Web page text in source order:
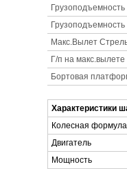
Макс.Вылет
Г/п на макс.вылете
Бортовая
Характеристики
Колесная формула
Двигатель
Мощность